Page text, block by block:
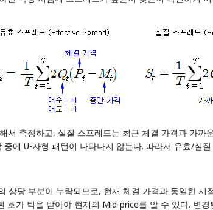
측정하고, 실질 스프레드는 최근 체결 가격과 가까
에 U-자형 패턴이 나타나지 않는다. 따라서 유효/실
당 부분이 누락되므로, 현재 체결 가격과 동일한
가 틱을 받아야 현재의 Mid-price를 알 수 있다. 변